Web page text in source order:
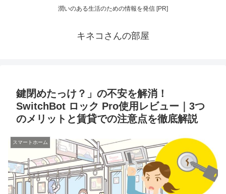
潤いのある生活のための情報を発信 [PR]
キネコさんの部屋
鍵閉めたっけ？」の不安を解消！
SwitchBot ロック Pro使用レビュー｜3つ
のメリットと賃貸での注意点を徹底解説
スマートホーム